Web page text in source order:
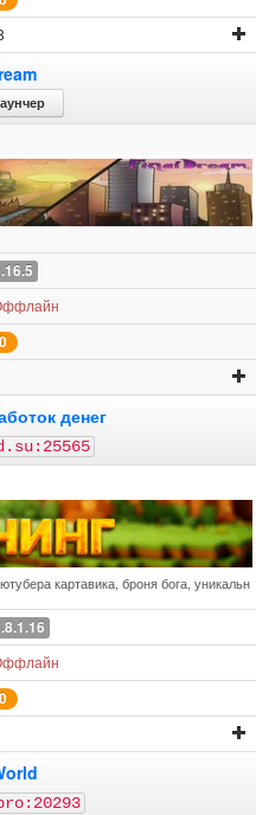
0
денег
картавика, броня бога, уникальн
0